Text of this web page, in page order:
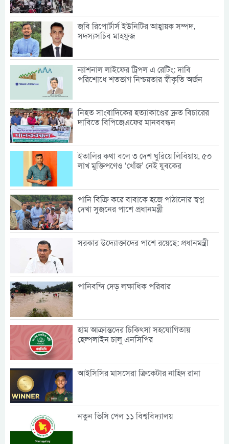
জবি রিপোর্টার্স ইউনিটির আহ্বায়ক সম্পদ,
সদস্যসচিব মাহফুজ
ন্যাশনাল লাইফের ট্রিপল এ রেটিং: দাবি
পরিশোধে শতভাগ নিশ্চয়তার স্বীকৃতি অর্জন
নিহত সাংবাদিকের হত্যাকাণ্ডের দ্রুত বিচারের
দাবিতে বিপিজেএফের মানববন্ধন
ইতালির কথা বলে ৩ দেশ ঘুরিয়ে লিবিয়ায়, ৫০
লাখ মুক্তিপণেও ‘খোঁজ’ নেই যুবকের
পানি বিক্রি করে বাবাকে হজে পাঠানোর স্বপ্ন
দেখা সুজনের পাশে প্রধানমন্ত্রী
সরকার উদ্যোক্তাদের পাশে রয়েছে: প্রধানমন্ত্রী
পানিবন্দি দেড় লক্ষাধিক পরিবার
হাম আক্রান্তদের চিকিৎসা সহযোগিতায়
হেল্পলাইন চালু এনসিপির
আইসিসির মাসসেরা ক্রিকেটার নাহিদ রানা
নতুন ভিসি পেল ১১ বিশ্ববিদ্যালয়